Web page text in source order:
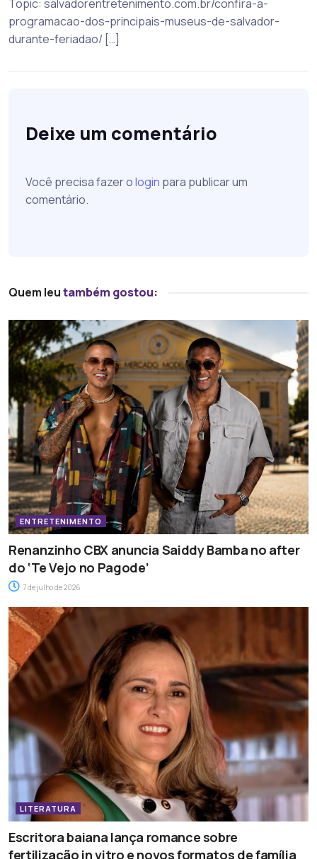
Topic: salvadorentretenimento.com.br/confira-a-
programacao-dos-principais-museus-de-salvador-
durante-feriadao/ […]
Deixe um comentário
Você precisa fazer ologin para publicar um
comentário.
Quem leutambém gostou:
ENTRETENIMENTO
Renanzinho CBX anuncia Saiddy Bamba no after
do ‘Te Vejo no Pagode’
7 de julho de 2026
LITERATURA
Escritora baiana lança romance sobre
fertilização in vitro e novos formatos de família